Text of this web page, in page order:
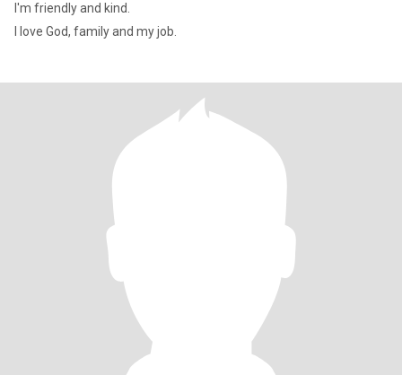
I'm friendly and kind.
I love God, family and my job.